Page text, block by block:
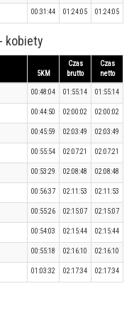
00:31:44 01:24:05 01:24:05
kobiety
5KM
Czas
brutto
Czas
netto
00:48:04 01:55:14 01:55:14
00:44:50 02:00:02 02:00:02
00:45:59 02:03:49 02:03:49
00:55:54 02:07:21 02:07:21
00:53:29 02:08:48 02:08:48
00:56:37 02:11:53 02:11:53
00:55:26 02:15:07 02:15:07
00:54:03 02:15:44 02:15:44
00:55:18 02:16:10 02:16:10
01:03:32 02:17:34 02:17:34